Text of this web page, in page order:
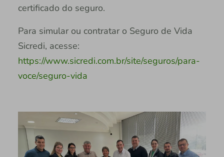
certificado do seguro.
Para simular ou contratar o Seguro de Vida
Sicredi, acesse:
https://www.sicredi.com.br/site/seguros/para-
voce/seguro-vida